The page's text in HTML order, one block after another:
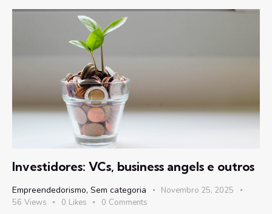
Investidores: VCs, business angels e outros
Empreendedorismo, Sem categoria
Novembro 25, 2025
56 Views 0 Likes 0 Comments